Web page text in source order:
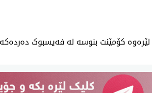
لێرەوە کۆمێنت بنوسە لە فەیسبوک